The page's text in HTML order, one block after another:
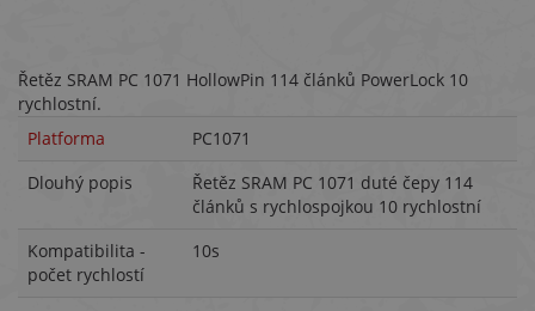
Řetěz SRAM PC 1071 HollowPin 114 článků PowerLock 10
rychlostní.
Platforma
PC1071
Dlouhý popis
Řetěz SRAM PC 1071 duté čepy 114
článků s rychlospojkou 10 rychlostní
Kompatibilita -
počet rychlostí
10s